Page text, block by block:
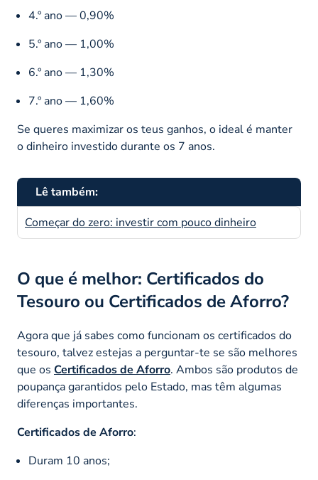
4.º ano — 0,90%
5.º ano — 1,00%
6.º ano — 1,30%
7.º ano — 1,60%
Se queres maximizar os teus ganhos, o ideal é manter
o dinheiro investido durante os 7 anos.
Lê também:
Começar do zero: investir com pouco dinheiro
O que é melhor: Certificados do
Tesouro ou Certificados de Aforro?
Agora que já sabes como funcionam os certificados do
tesouro, talvez estejas a perguntar-te se são melhores
que os Certificados de Aforro. Ambos são produtos de
poupança garantidos pelo Estado, mas têm algumas
diferenças importantes.
Certificados de Aforro:
Duram 10 anos;